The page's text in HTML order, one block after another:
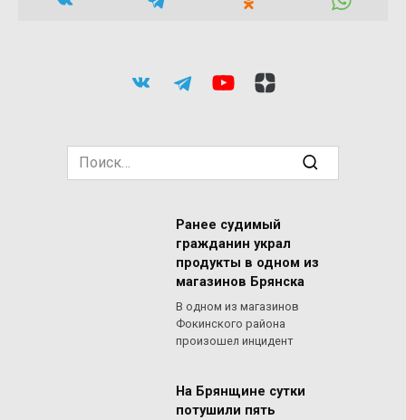
Search
for:
Ранее судимый
гражданин украл
продукты в одном из
магазинов Брянска
В одном из магазинов
Фокинского района
произошел инцидент
На Брянщине сутки
потушили пять